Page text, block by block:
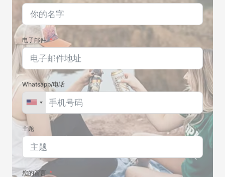
电子邮件
Whatsapp/电话
主题
您的留言